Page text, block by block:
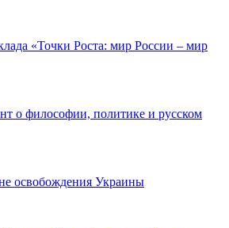
«Точки Роста: мир России – мир
о философии, политике и русском
освобождения Украины